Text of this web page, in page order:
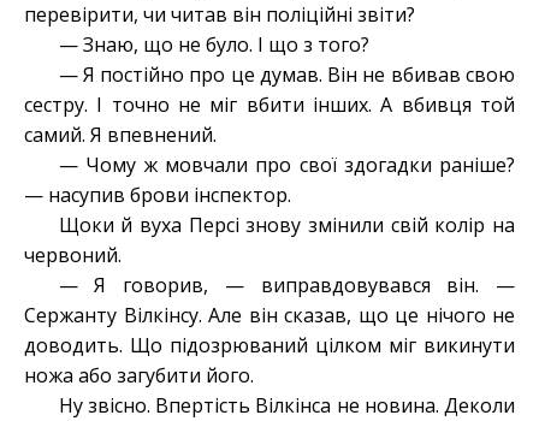
перевірити, чи читав він поліційні звіти?
— Знаю, що не було. І що з того?
— Я постійно про це думав. Він не вбивав свою
сестру. І точно не міг вбити інших. А вбивця той
самий. Я впевнений.
— Чому ж мовчали про свої здогадки раніше?
— насупив брови інспектор.
Щоки й вуха Персі знову змінили свій колір на
червоний.
— Я говорив, — виправдовувався він. —
Сержанту Вілкінсу. Але він сказав, що це нічого не
доводить. Що підозрюваний цілком міг викинути
ножа або загубити його.
Ну звісно. Впертість Вілкінса не новина. Деколи